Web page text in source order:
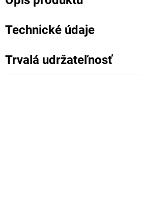
Technické údaje
Trvalá udržateľnosť